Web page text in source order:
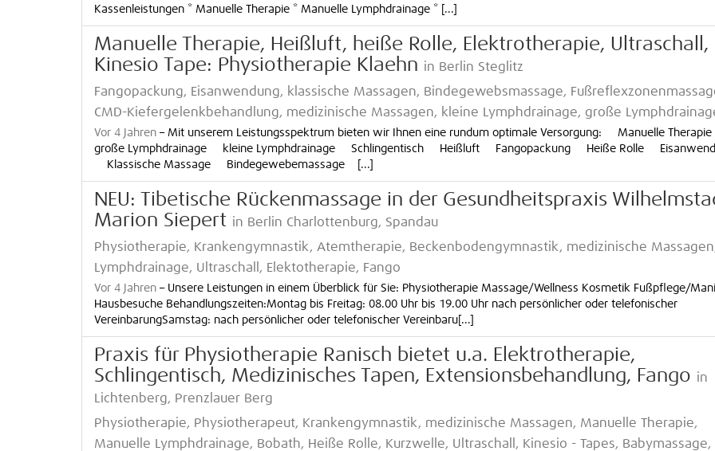
Kassenleistungen * Manuelle Therapie * Manuelle Lymphdrainage * [...]
Manuelle Therapie, Heißluft, heiße Rolle, Elektrotherapie, Ultraschall,
Kinesio Tape: Physiotherapie Klaehn in Berlin Steglitz
Fangopackung, Eisanwendung, klassische Massagen, Bindegewebsmassage,
CMD-Kiefergelenkbehandlung, medizinische Massagen, kleine Lymphdrainage, große
Vor 4 Jahren – Mit unserem Leistungsspektrum bieten wir Ihnen eine rundum optimale Versorgung: Manuelle
große Lymphdrainage kleine Lymphdrainage Schlingentisch Heißluft Fangopackung Heiße Rolle
Klassische Massage Bindegewebemassage [...]
NEU: Tibetische Rückenmassage in der Gesundheitspraxis
Marion Siepert in Berlin Charlottenburg, Spandau
Physiotherapie, Krankengymnastik, Atemtherapie, Beckenbodengymnastik, medizinische
Lymphdrainage, Ultraschall, Elektotherapie, Fango
Vor 4 Jahren – Unsere Leistungen in einem Überblick für Sie: Physiotherapie Massage/Wellness Kosmetik Fußpflege/
Hausbesuche Behandlungszeiten:Montag bis Freitag: 08.00 Uhr bis 19.00 Uhr nach persönlicher oder telefonischer
VereinbarungSamstag: nach persönlicher oder telefonischer Vereinbaru[...]
Praxis für Physiotherapie Ranisch bietet u.a. Elektrotherapie,
Schlingentisch, Medizinisches Tapen, Extensionsbehandlung, Fango in
Lichtenberg, Prenzlauer Berg
Physiotherapie, Physiotherapeut, Krankengymnastik, medizinische Massagen, Manuelle Therapie,
Manuelle Lymphdrainage, Bobath, Heiße Rolle, Kurzwelle, Ultraschall, Kinesio - Tapes, Babymassage,